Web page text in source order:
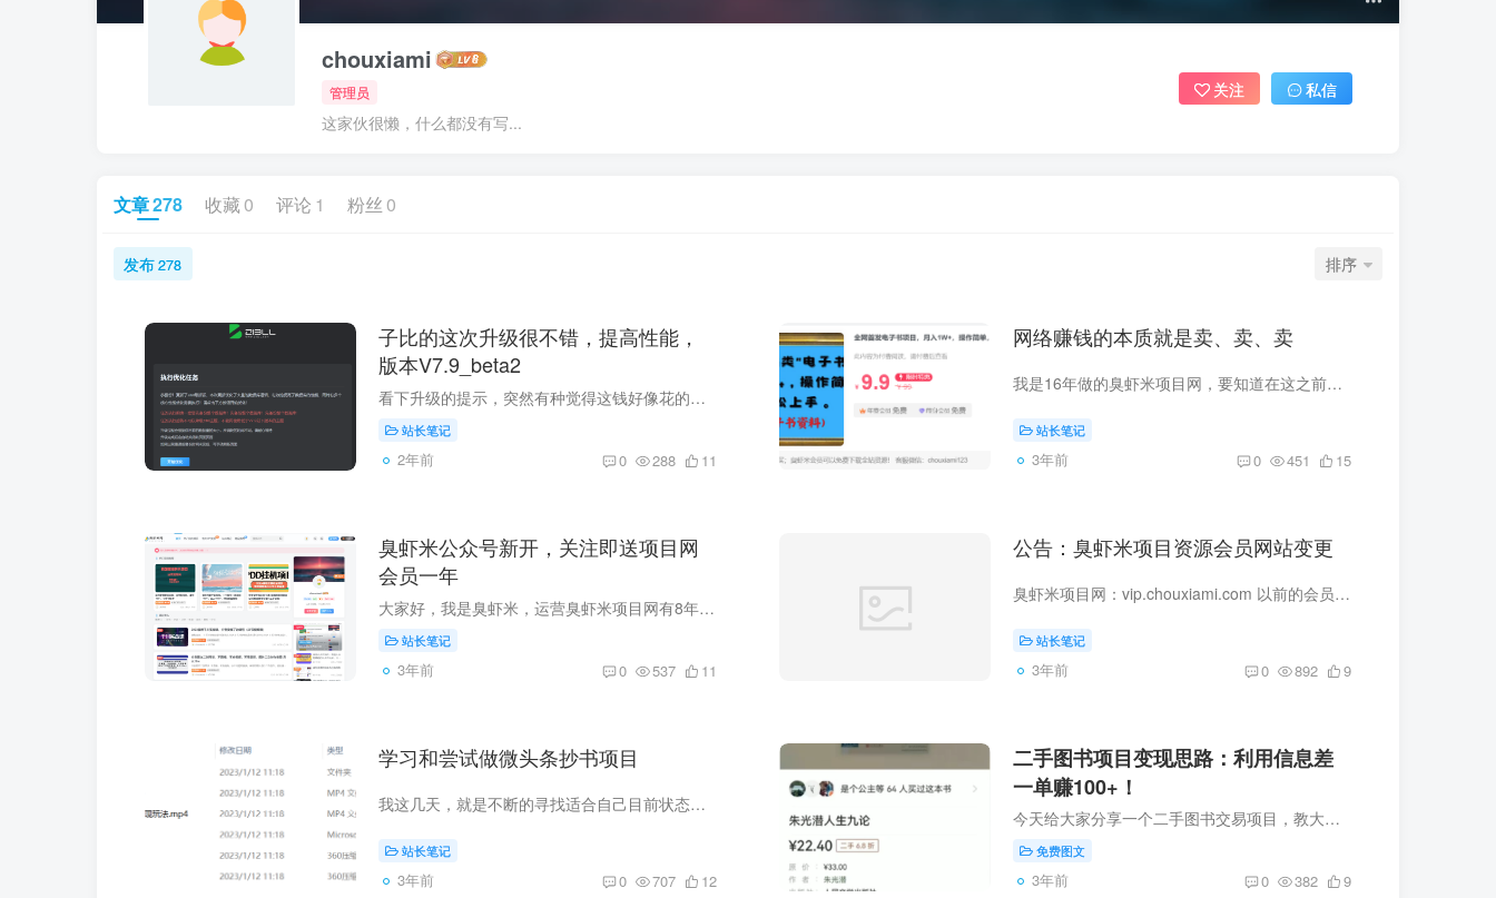
chouxiami
管理员
这家伙很懒，什么都没有写...
关注 私信
文章278 收藏 0 评论 1 粉丝 0
发布278 排序
子比的这次升级很不错，提高性能，
版本V7.9_beta2
看下升级的提示，突然有种觉得这钱好像花的还算值。 选择正版，虽然看似花了点钱，但没有什么后顾之忧了，对于做资源网站的，子比是不错的选择。 有这方面需求的可以了解下，推荐给大家：子比官...
站长笔记
2年前 0 288 11
网络赚钱的本质就是卖、卖、卖
我是16年做的臭虾米项目网，要知道在这之前我在网络上兜兜转转也做了不少的项目，都是短期项目，很容易就被时代淘汰了。 很多人不知道如何在网络上赚钱，一直在找啊找，找项目，找方法，被各种...
站长笔记
3年前 0 451 15
臭虾米公众号新开，关注即送项目网
会员一年
大家好，我是臭虾米，运营臭虾米项目网有8年的时间了，新开公众号：臭虾米副业。 我当时写过一个自我小介绍：从事互联网多年，加入过很多网站VIP会员，有营销性软件、网赚教程，商业源码，淘宝...
站长笔记
3年前 0 537 11
公告：臭虾米项目资源会员网站变更
臭虾米项目网：vip.chouxiami.com 以前的会员请尽快联系我开通升级为会员 截止2023年12月31日。 客服微信：chouxiami123
站长笔记
3年前 0 892 9
学习和尝试做微头条抄书项目
我这几天，就是不断的寻找适合自己目前状态的项目，我目前在家里还可以待20天左右，全职看娃和休息，不想浪费这时间，又想通过这段时间有所收获，打算看书和写字。 那么找的项目就和这两样有点...
站长笔记
3年前 0 707 12
二手图书项目变现思路：利用信息差
一单赚100+！
今天给大家分享一个二手图书交易项目，教大家如何利用信息差一单赚100元。 第一个、赚钱模式 1、无货源模式就是不用屯货，不需要承担什么风险，利润低点，大约在十元左右，从拼多多找图书上架到...
免费图文
3年前 0 382 9